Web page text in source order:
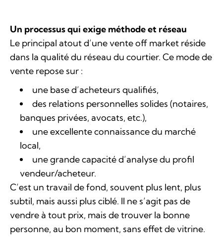
Un processus qui exige méthode et réseau
Le principal atout d’une vente off market réside
dans la qualité du réseau du courtier. Ce mode de
vente repose sur :
une base d’acheteurs qualifiés,
des relations personnelles solides (notaires,
banques privées, avocats, etc.),
une excellente connaissance du marché
local,
une grande capacité d’analyse du profil
vendeur/acheteur.
C’est un travail de fond, souvent plus lent, plus
subtil, mais aussi plus ciblé. Il ne s’agit pas de
vendre à tout prix, mais de trouver la bonne
personne, au bon moment, sans effet de vitrine.